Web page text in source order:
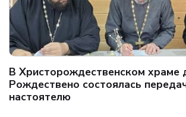
В Христорождественском храме
Рождествено состоялась
настоятелю